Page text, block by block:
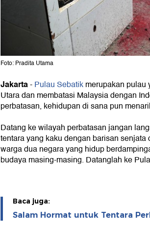
Foto: Pradita Utama
Jakarta-Pulau Sebatikmerupakan pulau
Utara dan membatasi Malaysia dengan
perbatasan, kehidupan di sana pun
Datang ke wilayah perbatasan jangan
tentara yang kaku dengan barisan
warga dua negara yang hidup
budaya masing-masing. Datanglah ke
Baca juga:
Salam Hormat untuk Tentara